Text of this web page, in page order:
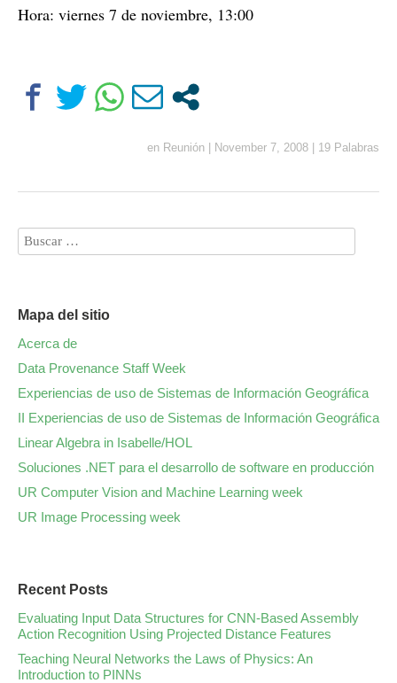
Hora: viernes 7 de noviembre, 13:00
en Reunión November 7, 2008 19 Palabras
Mapa del sitio
Acerca de
Data Provenance Staff Week
Experiencias de uso de Sistemas de Información Geográfica
II Experiencias de uso de Sistemas de Información Geográfica
Linear Algebra in Isabelle/HOL
Soluciones .NET para el desarrollo de software en producción
UR Computer Vision and Machine Learning week
UR Image Processing week
Recent Posts
Evaluating Input Data Structures for CNN-Based Assembly
Action Recognition Using Projected Distance Features
Teaching Neural Networks the Laws of Physics: An
Introduction to PINNs